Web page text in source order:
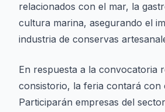
relacionados con el mar, la
cultura marina, asegurando el
industria de conservas
En respuesta a la convocatoria
consistorio, la feria contará con
Participarán empresas del